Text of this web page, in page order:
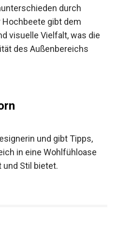
durch
gibt dem
visuelle Vielfalt, was die
des Außenbereichs
und gibt Tipps,
in eine Wohlfühloase
und Stil bietet.